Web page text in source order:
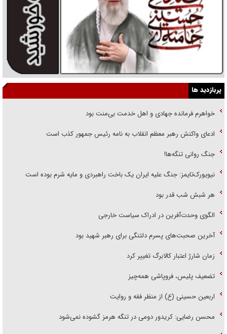
پربازدید ها
خواهرم فرمانده جهادی و اهل خدمت بی‌منت بود
ادعای واکنش رهبر معظم انقلاب به نامه رئیس جمهور کذب است
جنگ روانی تنگه‌ها!
نیویورک‌تایمز: جنگ علیه ایران یک باخت راهبردی و مایه شرم بوده است
هر شبش شب قدر بود
الگوی وحدت‌آفرین در ادراک سیاست خارجی
آخرین صحبت‌های پسرم دلتنگی برای رهبر شهید بود
زمان شارژ اعتبار کالابرگ تغییر کرد
تضعیف پلیس، فروپاشی همه‌چیز
اربعین حسینی (ع) از منظر فقه و روایت
محسن رضایی: کریدور دومی در تنگه هرمز گشوده نمی‌شود